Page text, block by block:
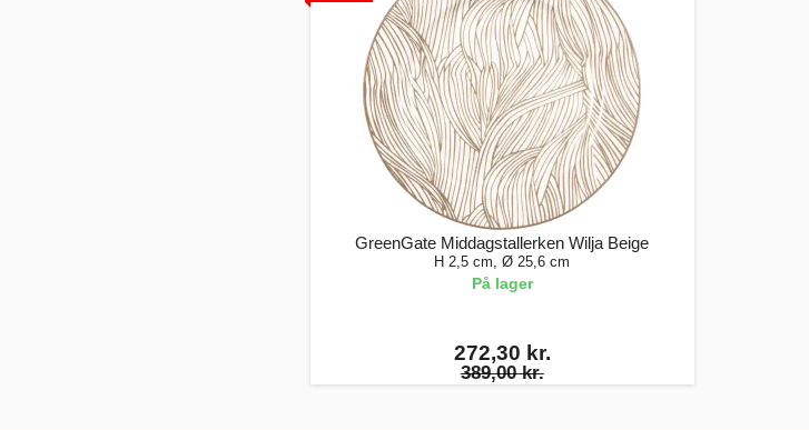
GreenGate Middagstallerken Wilja Beige
H 2,5 cm, Ø 25,6 cm
På lager
272,30 kr.
389,00 kr.